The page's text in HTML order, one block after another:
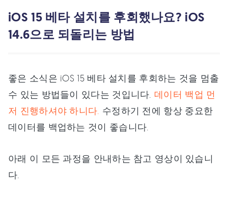
iOS 15 베타 설치를 후회했나요? iOS
14.6으로 되돌리는 방법
좋은 소식은 iOS 15 베타 설치를 후회하는 것을 멈출
수 있는 방법들이 있다는 것입니다. 데이터 백업 먼
저 진행하셔야 하니다. 수정하기 전에 항상 중요한
데이터를 백업하는 것이 좋습니다.
아래 이 모든 과정을 안내하는 참고 영상이 있습니
다.